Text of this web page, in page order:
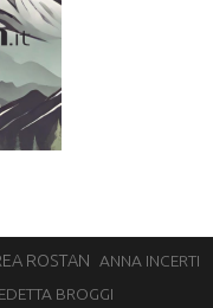
ROSTAN ANNA INCERTI
BROGGI